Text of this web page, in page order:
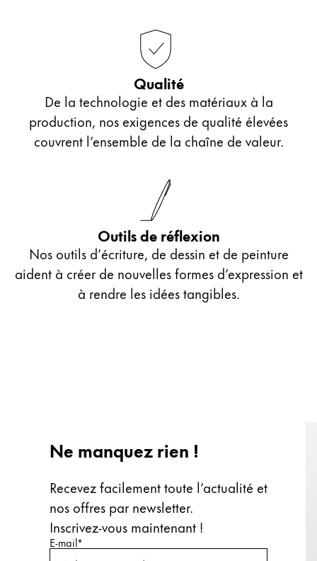
Qualité
De la technologie et des matériaux à la
production, nos exigences de qualité élevées
couvrent l’ensemble de la chaîne de valeur.
Outils de réflexion
Nos outils d’écriture, de dessin et de peinture
aident à créer de nouvelles formes d’expression et
à rendre les idées tangibles.
Ne manquez rien !
Recevez facilement toute l’actualité et
nos offres par newsletter.
Inscrivez‑vous maintenant !
Saisissez votre e-mail
E-mail*
Saisissez votre e-mail pour vous abonner
S’abonner